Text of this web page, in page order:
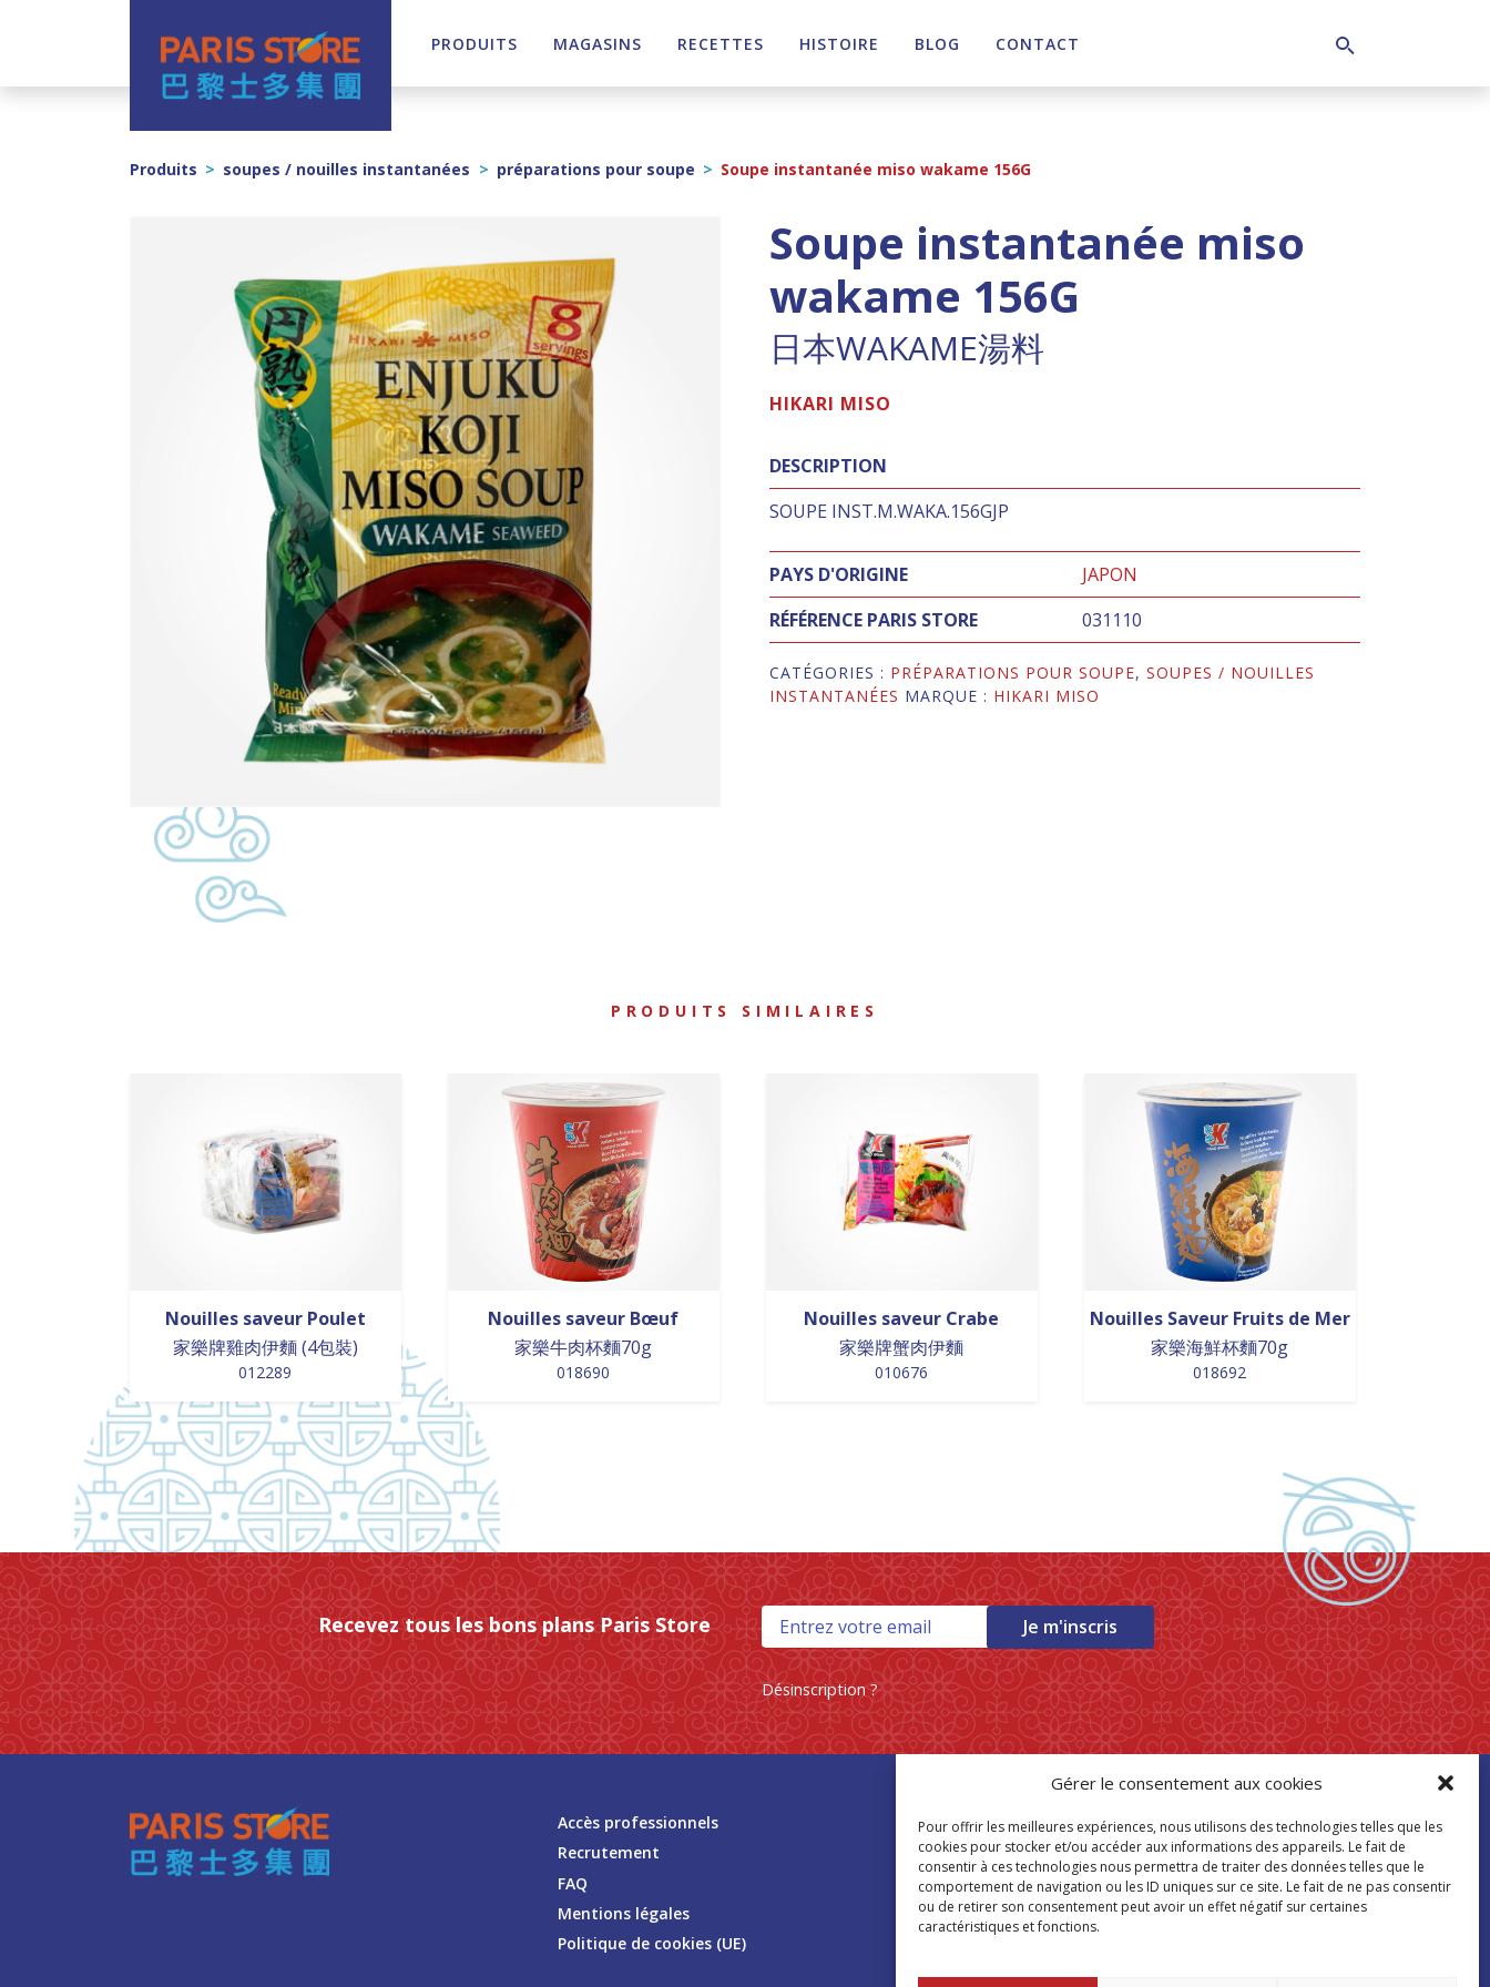
Gérer le consentement aux cookies
Pour offrir les meilleures expériences, nous utilisons des technologies telles que les
cookies pour stocker et/ou accéder aux informations des appareils. Le fait de
consentir à ces technologies nous permettra de traiter des données telles que le
comportement de navigation ou les ID uniques sur ce site. Le fait de ne pas consentir
ou de retirer son consentement peut avoir un effet négatif sur certaines
caractéristiques et fonctions.
Navigation principale PRODUITS MAGASINS RECETTES HISTOIRE BLOG CONTACT
Produits > soupes / nouilles instantanées > préparations pour soupe > Soupe instantanée miso wakame 156G
Soupe instantanée miso
wakame 156G
日本WAKAME湯料
HIKARI MISO
DESCRIPTION
SOUPE INST.M.WAKA.156GJP
PAYS D'ORIGINE
JAPON
RÉFÉRENCE PARIS STORE
031110
CATÉGORIES : PRÉPARATIONS POUR SOUPE,SOUPES / NOUILLES
INSTANTANÉES MARQUE : HIKARI MISO
PRODUITS SIMILAIRES
Nouilles saveur Poulet
家樂牌雞肉伊麵 (4包裝)
012289
Nouilles saveur Bœuf
家樂牛肉杯麵70g
018690
Nouilles saveur Crabe
家樂牌蟹肉伊麵
010676
Nouilles Saveur Fruits de Mer
家樂海鮮杯麵70g
018692
Recevez tous les bons plans Paris Store Je m'inscris
Désinscription ?
Accès professionnels
Recrutement
FAQ
Mentions légales
Politique de cookies (UE)
Trouver mon
magasin Paris Store
Où nous trouver